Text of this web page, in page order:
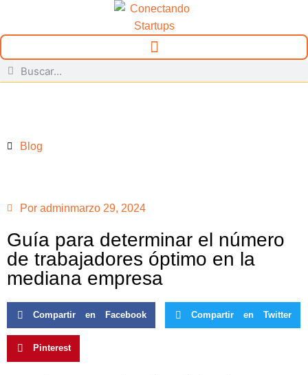
Blog
Por adminmarzo 29, 2024
Guía para determinar el número
de trabajadores óptimo en la
mediana empresa
Compartir en Facebook Compartir en Twitter
Pinterest